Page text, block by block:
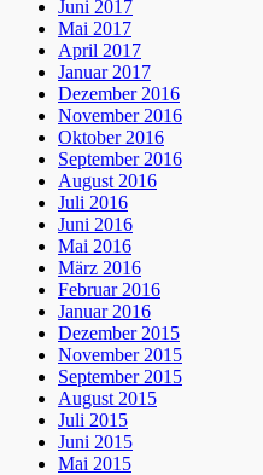
Juni 2017
Mai 2017
April 2017
Januar 2017
Dezember 2016
November 2016
Oktober 2016
September 2016
August 2016
Juli 2016
Juni 2016
Mai 2016
März 2016
Februar 2016
Januar 2016
Dezember 2015
November 2015
September 2015
August 2015
Juli 2015
Juni 2015
Mai 2015